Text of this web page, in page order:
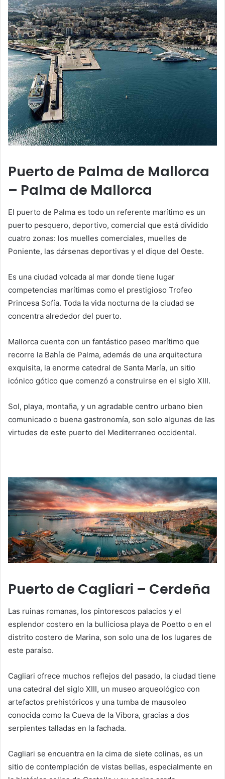
Puerto de Palma de Mallorca
– Palma de Mallorca
El puerto de Palma es todo un referente marítimo es un
puerto pesquero, deportivo, comercial que está dividido
cuatro zonas: los muelles comerciales, muelles de
Poniente, las dársenas deportivas y el dique del Oeste.
Es una ciudad volcada al mar donde tiene lugar
competencias marítimas como el prestigioso Trofeo
Princesa Sofía. Toda la vida nocturna de la ciudad se
concentra alrededor del puerto.
Mallorca cuenta con un fantástico paseo marítimo que
recorre la Bahía de Palma, además de una arquitectura
exquisita, la enorme catedral de Santa María, un sitio
icónico gótico que comenzó a construirse en el siglo XIII.
Sol, playa, montaña, y un agradable centro urbano bien
comunicado o buena gastronomía, son solo algunas de las
virtudes de este puerto del Mediterraneo occidental.
Puerto de Cagliari – Cerdeña
Las ruinas romanas, los pintorescos palacios y el
esplendor costero en la bulliciosa playa de Poetto o en el
distrito costero de Marina, son solo una de los lugares de
este paraíso.
Cagliari ofrece muchos reflejos del pasado, la ciudad tiene
una catedral del siglo XIII, un museo arqueológico con
artefactos prehistóricos y una tumba de mausoleo
conocida como la Cueva de la Víbora, gracias a dos
serpientes talladas en la fachada.
Cagliari se encuentra en la cima de siete colinas, es un
sitio de contemplación de vistas bellas, especialmente en